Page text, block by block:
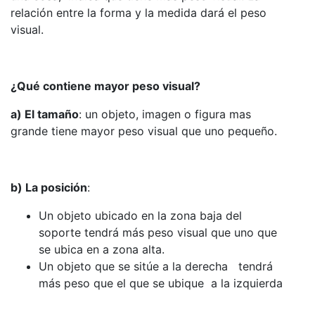
relación entre la forma y la medida dará el peso
visual.
¿Qué contiene mayor peso visual?
a) El tamaño: un objeto, imagen o figura mas
grande tiene mayor peso visual que uno pequeño.
b) La posición:
Un objeto ubicado en la zona baja del
soporte tendrá más peso visual que uno que
se ubica en a zona alta.
Un objeto que se sitúe a la derecha tendrá
más peso que el que se ubique a la izquierda